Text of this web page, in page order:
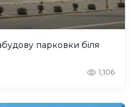
парковки біля
1,106